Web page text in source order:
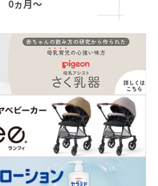
0ヵ月〜